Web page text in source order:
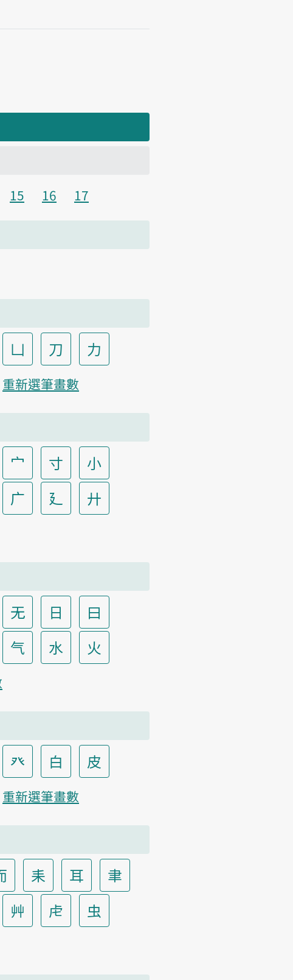
15 16 17
凵 刀
力
重新選筆畫數
宀 寸
小
广 廴
廾
无 日
曰
气 水
火
癶 白
皮
重新選筆畫數
耒 耳
聿
艸 虍
虫